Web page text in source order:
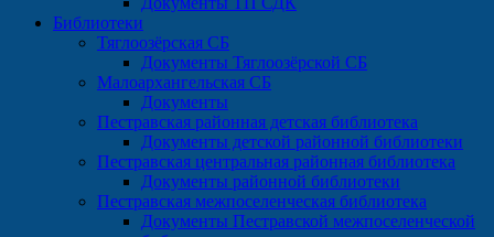
Библиотеки
Тяглоозёрская СБ
Документы Тяглоозёрской СБ
Малоархангельская СБ
Документы
Пестравская районная детская библиотека
Документы детской районной библиотеки
Пестравская центральная районная библиотека
Документы районной библиотеки
Пестравская межпоселенческая библиотека
Документы Пестравской межпоселенческой